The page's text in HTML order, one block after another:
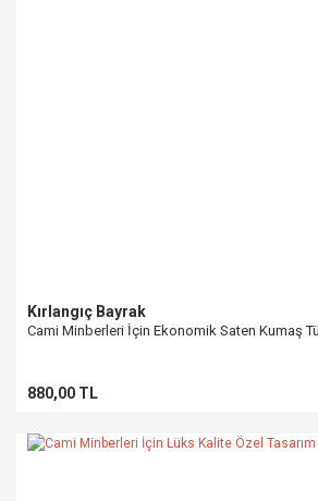
Kırlangıç Bayrak
Cami Minberleri İçin Ekonomik Saten Kumaş
880,00 TL